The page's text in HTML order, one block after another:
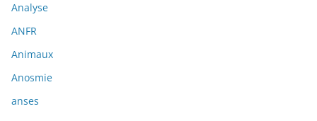
Analyse
ANFR
Animaux
Anosmie
anses